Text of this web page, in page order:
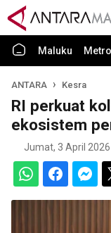
Maluku
ANTARA Kesra
RI perkuat
ekosistem
Jumat, 3 April